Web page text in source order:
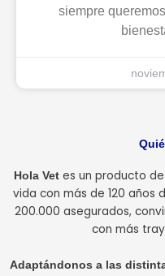
siempre
Hola Vet es un producto de
vida con más de 120 años
200.000 asegurados,
con más
Adaptándonos a las